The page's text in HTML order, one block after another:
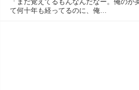
て何十年も経ってるのに、俺…